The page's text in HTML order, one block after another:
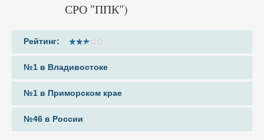
СРО "ППК")
Рейтинг:
№1 в Владивостоке
№1 в Приморском крае
№46 в России